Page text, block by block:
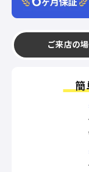
ご来店の
簡